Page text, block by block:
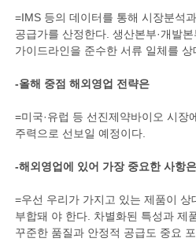
=IMS 등의 데이터를 통해 시장분석
공급가를 산정한다. 생산본부·개발
가이드라인을 준수한 서류 일체를 상
-올해 중점 해외영업 전략은
=미국·유럽 등 선진제약바이오 시장
주력으로 선보일 예정이다.
-해외영업에 있어 가장 중요한 사항은
=우선 우리가 가지고 있는 제품이
부합돼 야 한다. 차별화된 특성과 제
꾸준한 품질과 안정적 공급도 중요